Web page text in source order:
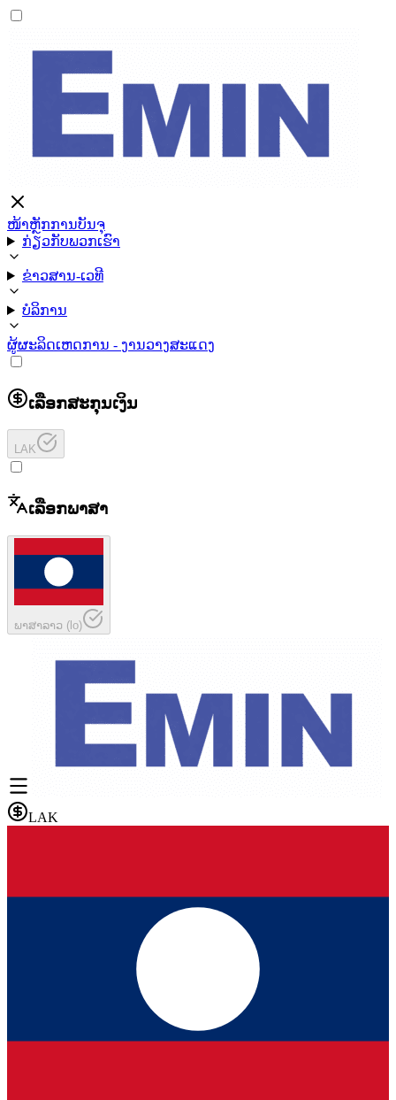
ໜ້າຫຼັກການບັນຈຸ
ກ່ຽວກັບພວກເຮົາ
ຂ່າວສານ-ເວທີ
ບໍລິການ
ຜູ້ຜະລິດເຫດການ - ງານວາງສະແດງ
ເລືອກສະກຸນເງິນ
LAK
ເລືອກພາສາ
ພາສາລາວ (lo)
LAK